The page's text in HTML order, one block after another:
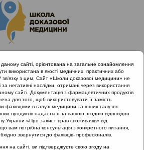
і незапальні захворювання ЛОР-
анамнез - запорука точного діагнозу
даному сайті, орієнтована на загальне ознайомлення
використана в якості медичних, практичних або
зв’язку з цим, Сайт «Школи доказової медицини» не
за негативні наслідки, отримані через використання
сайті. Документація з фармацевтичних продуктів
для того, щоб використовувати її замість
фахівцями в галузі медицини та інших галузях.
продуктів надається за вашою згодою відповідно
України «Про захист прав споживачів» від
потрібна консультація з конкретного питання,
звернутися до фахівців- професіоналів.
на сайті, ви підтверджуєте свою згоду на